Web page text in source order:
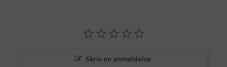
Skriv en anmeldelse